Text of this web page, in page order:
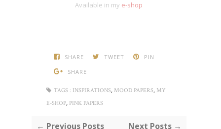
Available in my e-shop
SHARE TWEET
PIN
SHARE
TAGS : INSPIRATIONS, MOOD PAPERS, MY
E-SHOP, PINK PAPERS
← Previous Posts Next Posts →